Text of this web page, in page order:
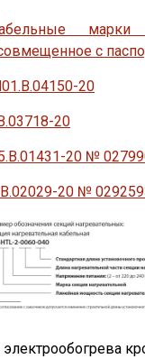
марки
с
20
20
20 №
20 №